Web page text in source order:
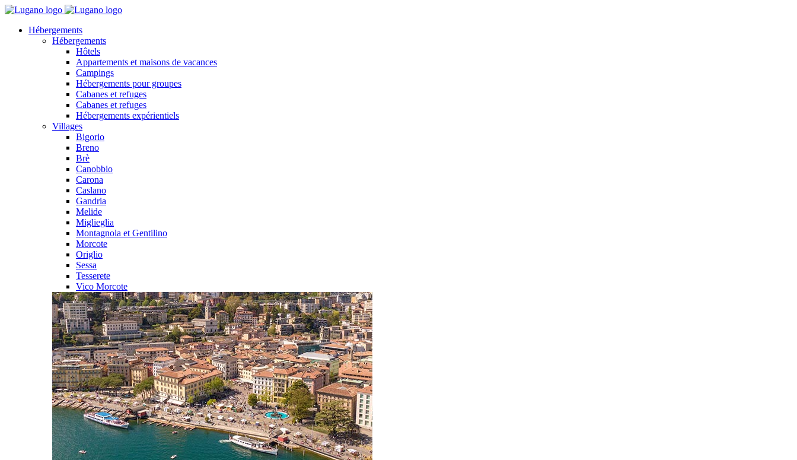
Hébergements
Hébergements
Hôtels
Appartements et maisons de vacances
Campings
Hébergements pour groupes
Cabanes et refuges
Cabanes et refuges
Hébergements expérientiels
Villages
Bigorio
Breno
Brè
Canobbio
Carona
Caslano
Gandria
Melide
Miglieglia
Montagnola et Gentilino
Morcote
Origlio
Sessa
Tesserete
Vico Morcote